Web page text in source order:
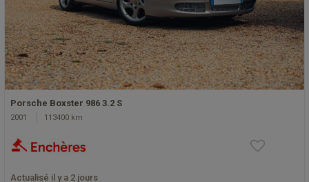
Porsche Boxster 986 3.2 S
2001 113400 km
Actualisé il y a 2 jours